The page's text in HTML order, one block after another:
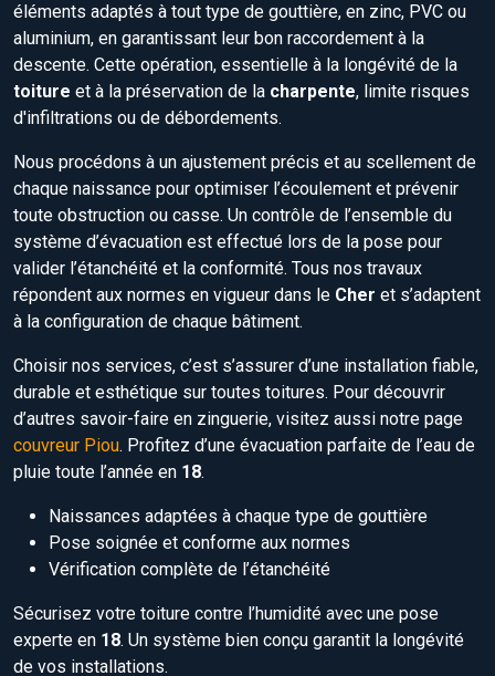
éléments adaptés à tout type de gouttière, en zinc, PVC ou
aluminium, en garantissant leur bon raccordement à la
descente. Cette opération, essentielle à la longévité de la
toiture et à la préservation de la charpente, limite risques
d'infiltrations ou de débordements.
Nous procédons à un ajustement précis et au scellement de
chaque naissance pour optimiser l’écoulement et prévenir
toute obstruction ou casse. Un contrôle de l’ensemble du
système d’évacuation est effectué lors de la pose pour
valider l’étanchéité et la conformité. Tous nos travaux
répondent aux normes en vigueur dans le Cher et s’adaptent
à la configuration de chaque bâtiment.
Choisir nos services, c’est s’assurer d’une installation fiable,
durable et esthétique sur toutes toitures. Pour découvrir
d’autres savoir-faire en zinguerie, visitez aussi notre page
couvreur Piou. Profitez d’une évacuation parfaite de l’eau de
pluie toute l’année en 18.
Naissances adaptées à chaque type de gouttière
Pose soignée et conforme aux normes
Vérification complète de l’étanchéité
Sécurisez votre toiture contre l’humidité avec une pose
experte en 18. Un système bien conçu garantit la longévité
de vos installations.